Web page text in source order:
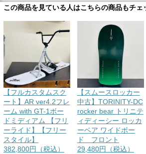
この商品を見ている人はこちらの商品もチェ
【フルカスタムスク
ート】AR ver4.2フレ
ーム with GT-1ボー
ドミディアム 【フリ
ーライド】【フリー
スタイル】
382,800円（税込）
【スムースロッカー
中古】TORINITY-DC
rocker bear トリニテ
ィディーシー ロッカ
ーベア ワイドボー
ド フロント
29,480円（税込）